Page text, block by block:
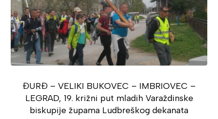
ĐURĐ – VELIKI BUKOVEC – IMBRIOVEC –
LEGRAD, 19. križni put mladih Varaždinske
biskupije župama Ludbreškog dekanata